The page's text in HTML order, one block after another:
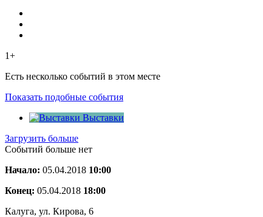
1+
Есть несколько событий в этом месте
Показать подобные события
Выставки
Загрузить больше
Событий больше нет
Начало: 05.04.2018 10:00
Конец: 05.04.2018 18:00
Калуга, ул. Кирова, 6